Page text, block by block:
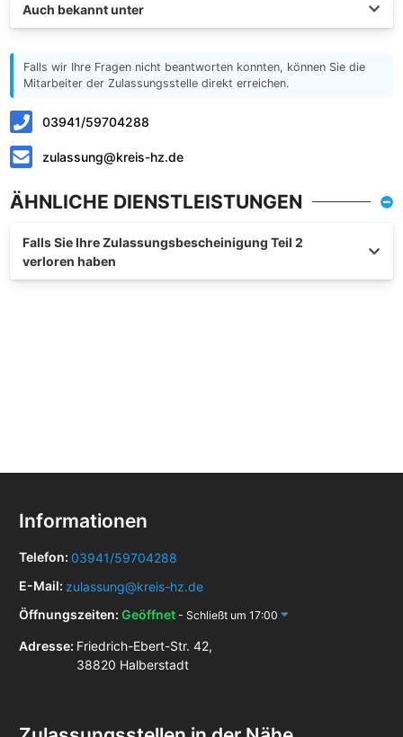
Auch bekannt unter
Falls wir Ihre Fragen nicht beantworten konnten, können Sie die
Mitarbeiter der Zulassungsstelle direkt erreichen.
03941/59704288
zulassung@kreis-hz.de
ÄHNLICHE DIENSTLEISTUNGEN
Falls Sie Ihre Zulassungsbescheinigung Teil 2
verloren haben
Informationen
Telefon: 03941/59704288
E-Mail: zulassung@kreis-hz.de
Öffnungszeiten: Geöffnet - Schließt um 17:00
Adresse: Friedrich-Ebert-Str. 42,
38820 Halberstadt